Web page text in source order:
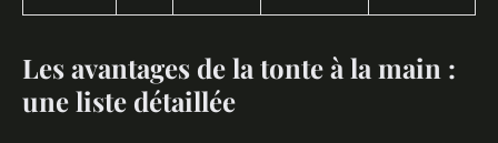
Les avantages de la tonte à la main :
une liste détaillée